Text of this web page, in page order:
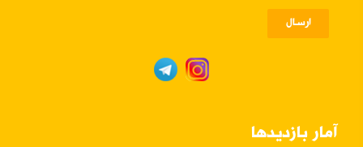
ارسـال
آمار بازدیدها